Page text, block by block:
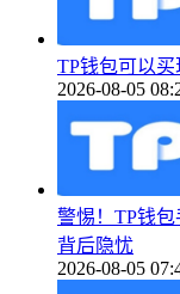
TP钱包可以
2026-08-05
警惕！TP钱
背后隐忧
2026-08-05